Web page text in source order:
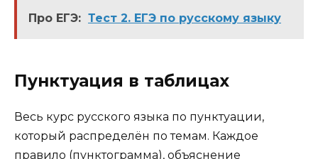
Про ЕГЭ: Тест 2. ЕГЭ по русскому языку
Пунктуация в таблицах
Весь курс русского языка по пунктуации,
который распределён по темам. Каждое
правило (пунктограмма), объяснение